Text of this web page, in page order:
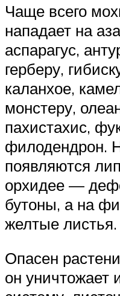
Чаще всего
нападает на
аспарагус,
герберу,
каланхое,
монстеру,
пахистахис,
филодендрон.
появляются
орхидее —
бутоны, а на
желтые листья.
Опасен
он уничтожает